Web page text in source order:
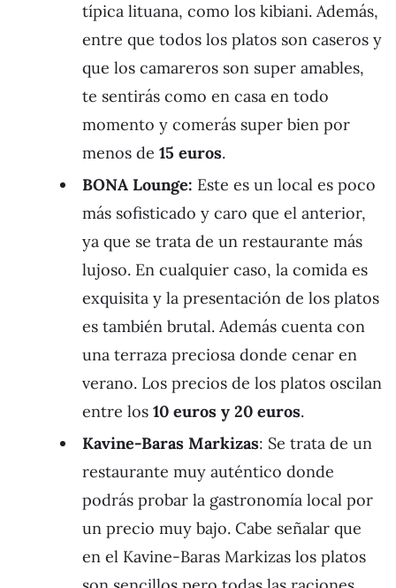
típica lituana, como los kibiani. Además,
entre que todos los platos son caseros y
que los camareros son super amables,
te sentirás como en casa en todo
momento y comerás super bien por
menos de 15 euros.
BONA Lounge: Este es un local es poco
más sofisticado y caro que el anterior,
ya que se trata de un restaurante más
lujoso. En cualquier caso, la comida es
exquisita y la presentación de los platos
es también brutal. Además cuenta con
una terraza preciosa donde cenar en
verano. Los precios de los platos oscilan
entre los 10 euros y 20 euros.
Kavine-Baras Markizas: Se trata de un
restaurante muy auténtico donde
podrás probar la gastronomía local por
un precio muy bajo. Cabe señalar que
en el Kavine-Baras Markizas los platos